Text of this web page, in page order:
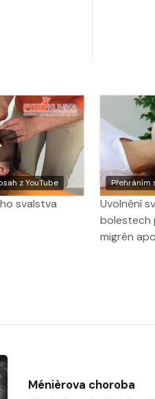
z YouTube
svalstva
Přehráním
Uvolnění
bolestech
migrén
Ménièrova choroba